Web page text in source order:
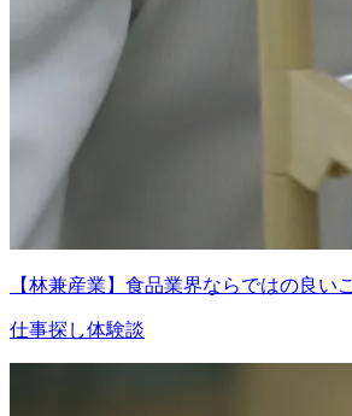
【林兼産業】食品業界ならではの良い
仕事探し体験談